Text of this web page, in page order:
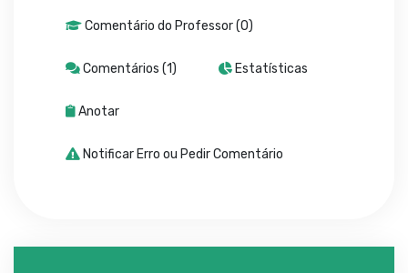
Comentário do Professor (0)
Comentários (1) Estatísticas
Anotar
Notificar Erro ou Pedir Comentário